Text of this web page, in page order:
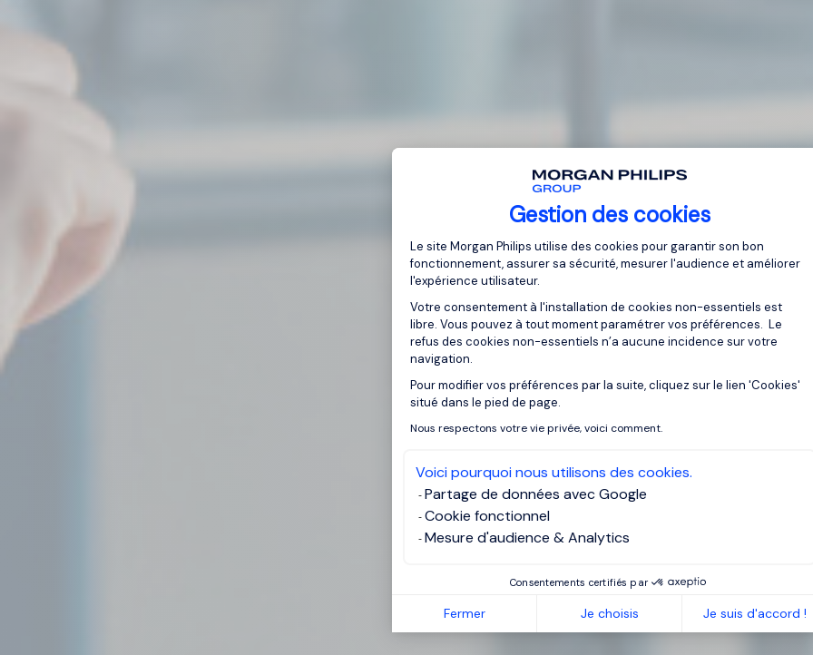
Gestion des cookies
Plateforme de Gestion du
Le site Morgan Philips utilise des cookies pour garantir son bon
fonctionnement, assurer sa sécurité, mesurer l'audience et améliorer
l'expérience utilisateur.
Votre consentement à l'installation de cookies non-essentiels est
libre. Vous pouvez à tout moment paramétrer vos préférences. Le
refus des cookies non-essentiels n’a aucune incidence sur votre
navigation.
Pour modifier vos préférences par la suite, cliquez sur le lien 'Cookies'
situé dans le pied de page.
Nous respectons votre vie privée, voici comment.
Voici pourquoi nous utilisons des cookies.
Partage de données avec Google
Cookie fonctionnel
Mesure d'audience & Analytics
Consentements certifiés par
Fermer Je choisis Je suis d'accord !
Axeptio consent